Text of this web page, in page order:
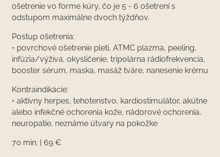
ošetrenie vo forme kúry, čo je 5 - 6 ošetrení s
odstupom maximálne dvoch týždňov.
Postup ošetrenia:
• povrchové ošetrenie pleti, ATMC plazma, peeling,
infúzia/výživa, okysličenie, tripolárna rádiofrekvencia,
booster sérum, maska, masáž tváre, nanesenie krému
Kontraindikácie:
• aktívny herpes, tehotenstvo, kardiostimulátor, akútne
alebo infekčné ochorenia kože, nádorové ochorenia,
neuropatie, neznáme útvary na pokožke
70 min. | 69 €